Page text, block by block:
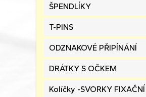
ŠPENDLÍKY
T-PINS
ODZNAKOVÉ PŘIPÍNÁNÍ
DRÁTKY S OČKEM
Kolíčky -SVORKY FIXAČNÍ